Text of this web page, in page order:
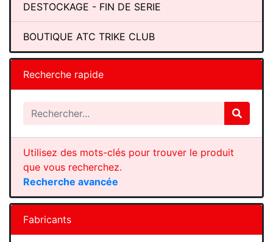
DESTOCKAGE - FIN DE SERIE
BOUTIQUE ATC TRIKE CLUB
Recherche rapide
Utilisez des mots-clés pour trouver le produit
que vous recherchez.
Recherche avancée
Fabricants